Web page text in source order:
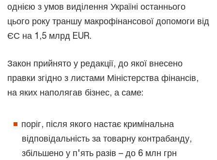
однією з умов виділення Україні останнього
цього року траншу макрофінансової допомоги від
ЄС на 1,5 млрд EUR.
Закон прийнято у редакції, до якої внесено
правки згідно з листами Міністерства фінансів,
на яких наполягав бізнес, а саме:
поріг, після якого настає кримінальна
відповідальність за товарну контрабанду,
збільшено у п'ять разів – до 6 млн грн